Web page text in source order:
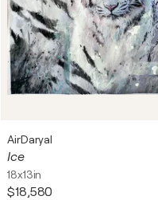
AirDaryal
Ice
18x13in
$18,580